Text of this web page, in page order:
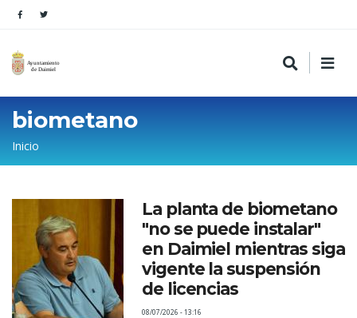
biometano
Sobrescribir
enlaces
de
ayuda
la
navegación
Inicio
La planta de biometano
"no se puede instalar"
en Daimiel mientras siga
vigente la suspensión
de licencias
08/07/2026 - 13:16